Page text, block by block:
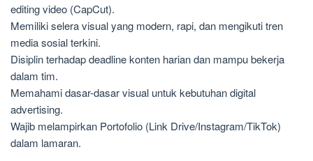
editing video (CapCut).
Memiliki selera visual yang modern, rapi, dan mengikuti tren
media sosial terkini.
Disiplin terhadap deadline konten harian dan mampu bekerja
dalam tim.
Memahami dasar-dasar visual untuk kebutuhan digital
advertising.
Wajib melampirkan Portofolio (Link Drive/Instagram/TikTok)
dalam lamaran.